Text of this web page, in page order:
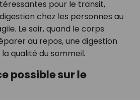
pour le transit,
chez les personnes au
Le soir, quand le corps
au repos, une digestion
qualité du sommeil.
possible sur le